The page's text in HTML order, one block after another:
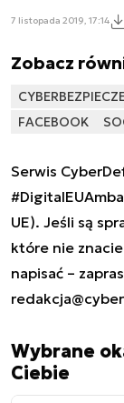
7 listopada 2019, 17:14
Zobacz
FACEBOOK
Serwis
UE). Jeśli są
które nie
napisać –
Wybrane
Ciebie